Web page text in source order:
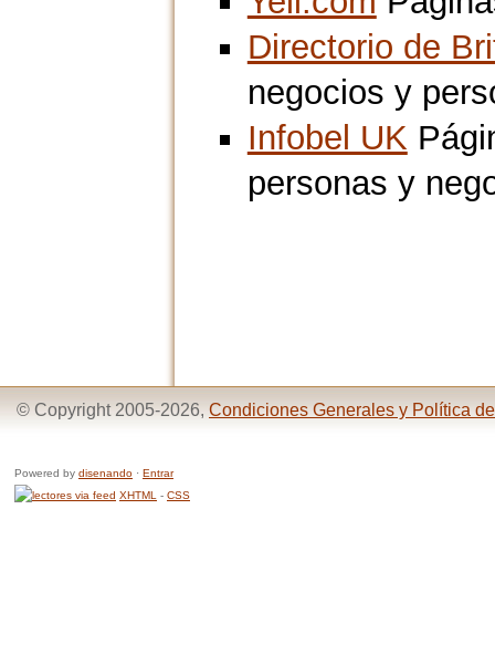
Directorio de
negocios y
Infobel UK
personas y
© Copyright 2005-2026, Condiciones Generales y Política
Powered by disenando · Entrar
XHTML - CSS